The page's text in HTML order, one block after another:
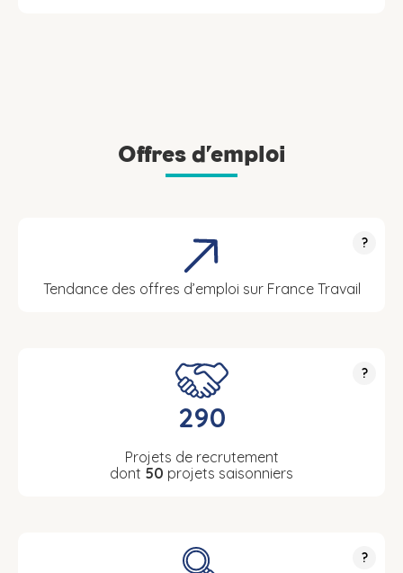
Offres d’emploi
?
Tendance des offres d’emploi sur France Travail
?
290
Projets de recrutement
dont 50 projets saisonniers
?